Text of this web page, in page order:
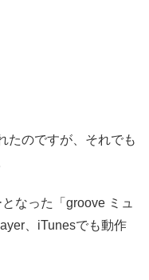
たのですが、それでも
なった「groove ミュ
、iTunesでも動作